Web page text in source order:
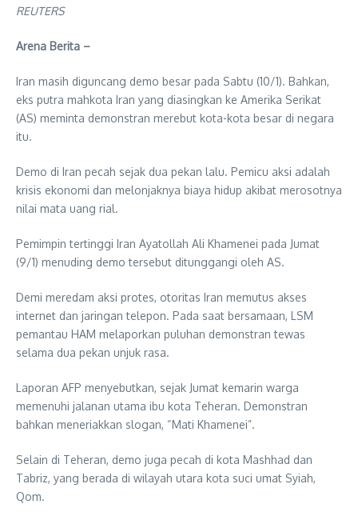
REUTERS
Arena Berita –
Iran masih diguncang demo besar pada Sabtu (10/1). Bahkan,
eks putra mahkota Iran yang diasingkan ke Amerika Serikat
(AS) meminta demonstran merebut kota-kota besar di negara
itu.
Demo di Iran pecah sejak dua pekan lalu. Pemicu aksi adalah
krisis ekonomi dan melonjaknya biaya hidup akibat merosotnya
nilai mata uang rial.
Pemimpin tertinggi Iran Ayatollah Ali Khamenei pada Jumat
(9/1) menuding demo tersebut ditunggangi oleh AS.
Demi meredam aksi protes, otoritas Iran memutus akses
internet dan jaringan telepon. Pada saat bersamaan, LSM
pemantau HAM melaporkan puluhan demonstran tewas
selama dua pekan unjuk rasa.
Laporan AFP menyebutkan, sejak Jumat kemarin warga
memenuhi jalanan utama ibu kota Teheran. Demonstran
bahkan meneriakkan slogan, “Mati Khamenei”.
Selain di Teheran, demo juga pecah di kota Mashhad dan
Tabriz, yang berada di wilayah utara kota suci umat Syiah,
Qom.